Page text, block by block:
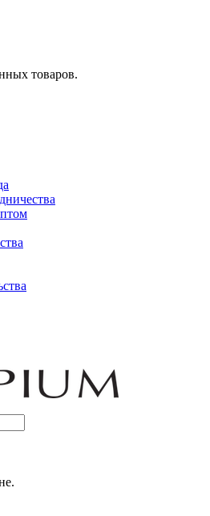
товаров.